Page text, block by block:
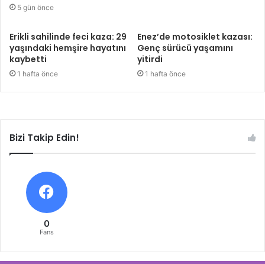
5 gün önce
Erikli sahilinde feci kaza: 29
yaşındaki hemşire hayatını
kaybetti
1 hafta önce
Enez’de motosiklet kazası:
Genç sürücü yaşamını
yitirdi
1 hafta önce
Bizi Takip Edin!
0
Fans